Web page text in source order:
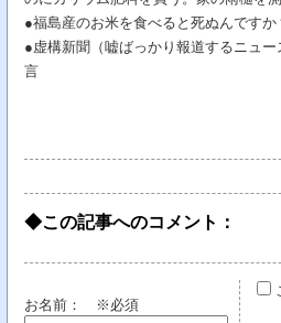
●福島産のお米を食べると死ぬんです
●虚構新聞（嘘ばっかり報道するニュ
言
◆この記事へのコメント：
お名前： ※必須